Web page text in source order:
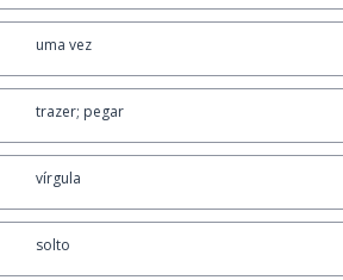
uma vez
trazer; pegar
vírgula
solto